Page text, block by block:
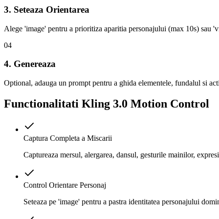
3. Seteaza Orientarea
Alege 'image' pentru a prioritiza aparitia personajului (max 10s) sau
04
4. Genereaza
Optional, adauga un prompt pentru a ghida elementele, fundalul si
Functionalitati Kling 3.0 Motion Control
Captura Completa a Miscarii
Captureaza mersul, alergarea, dansul, gesturile mainilor,
Control Orientare Personaj
Seteaza pe 'image' pentru a pastra identitatea personajului